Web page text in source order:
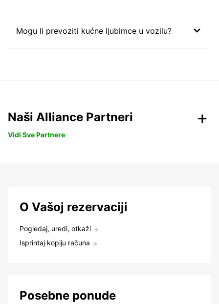
Mogu li prevoziti kućne ljubimce u vozilu?
Naši Alliance Partneri
Vidi Sve Partnere
O Vašoj rezervaciji
Pogledaj, uredi, otkaži
Isprintaj kopiju računa
Posebne ponude